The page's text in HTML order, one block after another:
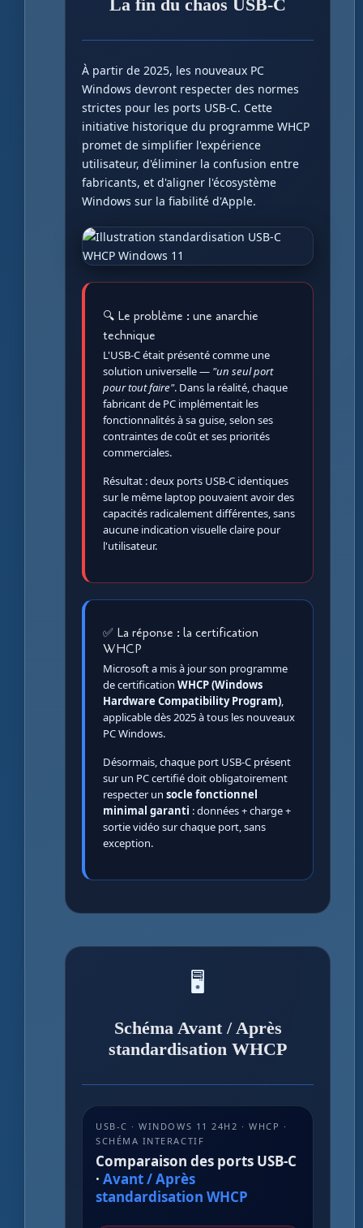
La fin du chaos USB-C
À partir de 2025, les nouveaux PC
Windows devront respecter des normes
strictes pour les ports USB-C. Cette
initiative historique du programme WHCP
promet de simplifier l'expérience
utilisateur, d'éliminer la confusion entre
fabricants, et d'aligner l'écosystème
Windows sur la fiabilité d'Apple.
🔍 Le problème : une anarchie
technique
L'USB-C était présenté comme une
solution universelle — "un seul port
pour tout faire". Dans la réalité, chaque
fabricant de PC implémentait les
fonctionnalités à sa guise, selon ses
contraintes de coût et ses priorités
commerciales.
Résultat : deux ports USB-C identiques
sur le même laptop pouvaient avoir des
capacités radicalement différentes, sans
aucune indication visuelle claire pour
l'utilisateur.
✅ La réponse : la certification
WHCP
Microsoft a mis à jour son programme
de certification WHCP (Windows
Hardware Compatibility Program),
applicable dès 2025 à tous les nouveaux
PC Windows.
Désormais, chaque port USB-C présent
sur un PC certifié doit obligatoirement
respecter un socle fonctionnel
minimal garanti : données + charge +
sortie vidéo sur chaque port, sans
exception.
🖥️
Schéma Avant / Après
standardisation WHCP
USB-C · WINDOWS 11 24H2 · WHCP ·
SCHÉMA INTERACTIF
Comparaison des ports USB-C
· Avant / Après
standardisation WHCP